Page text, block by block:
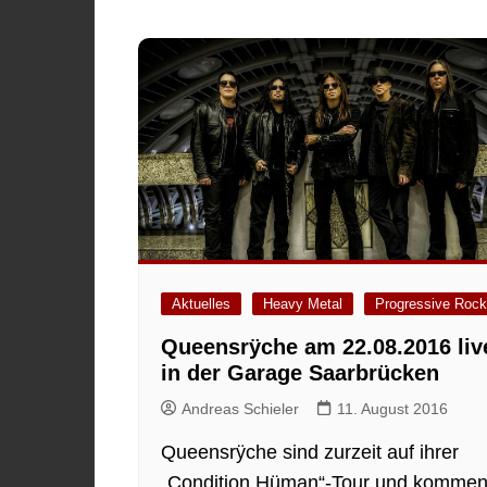
Aktuelles Heavy Metal Progressive Rock
Queensrÿche am 22.08.2016
in der Garage Saarbrücken
Andreas Schieler 11. August 2016
Queensrÿche sind zurzeit auf ihrer
„Condition Hüman“-Tour und kommen